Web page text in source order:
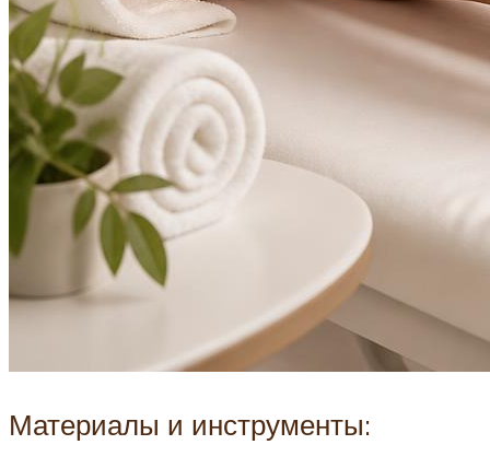
Материалы и инструменты: